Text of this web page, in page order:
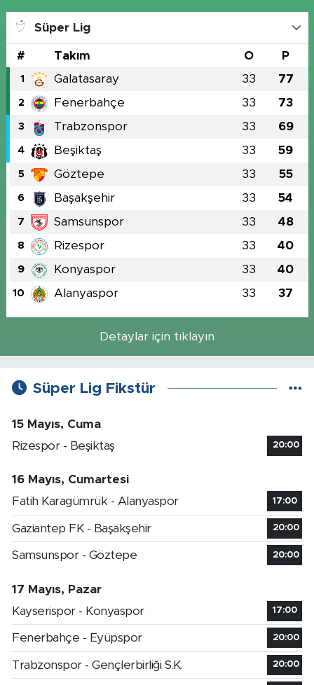
Süper Lig
# Takım O P
1 Galatasaray 33 77
2 Fenerbahçe 33 73
3 Trabzonspor 33 69
4 Beşiktaş 33 59
5 Göztepe 33 55
6 Başakşehir 33 54
7 Samsunspor 33 48
8 Rizespor 33 40
9 Konyaspor 33 40
10 Alanyaspor 33 37
Detaylar için tıklayın
Süper Lig Fikstür
15 Mayıs, Cuma
Rizespor - Beşiktaş
20:00
16 Mayıs, Cumartesi
Fatih Karagümrük - Alanyaspor
17:00
Gaziantep FK - Başakşehir 20:00
Samsunspor - Göztepe 20:00
17 Mayıs, Pazar
Kayserispor - Konyaspor
17:00
Fenerbahçe - Eyüpspor 20:00
Trabzonspor - Gençlerbirliği S.K. 20:00